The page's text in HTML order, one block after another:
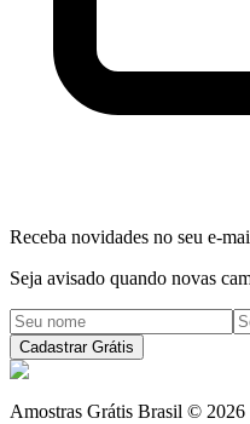
Receba novidades no seu e-
Seja avisado quando novas
Cadastrar Grátis
Amostras Grátis Brasil © 2026